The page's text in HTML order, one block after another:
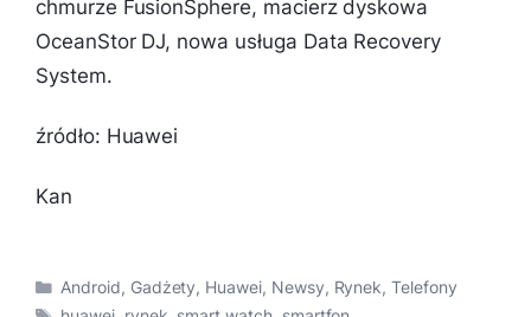
chmurze FusionSphere, macierz dyskowa
OceanStor DJ, nowa usługa Data Recovery
System.
źródło: Huawei
Kan
Kategorie
Android, Gadżety, Huawei, Newsy, Rynek,Telefony
Tagi